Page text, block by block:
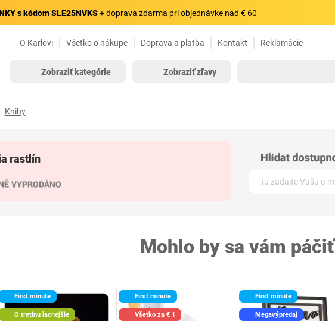
s kódom SLE25NVKS+ doprava zdarma pri objednávke nad € 60
O Karlovi Všetko o nákupe Doprava a platba Kontakt Reklamácie
Zobraziť kategórie Zobraziť zľavy
Knihy
rastlín
Mohlo by sa vám páčiť
First minute
O tretinu lacnejšie
First minute
Všetko za € 1
First minute
Megavýpredaj